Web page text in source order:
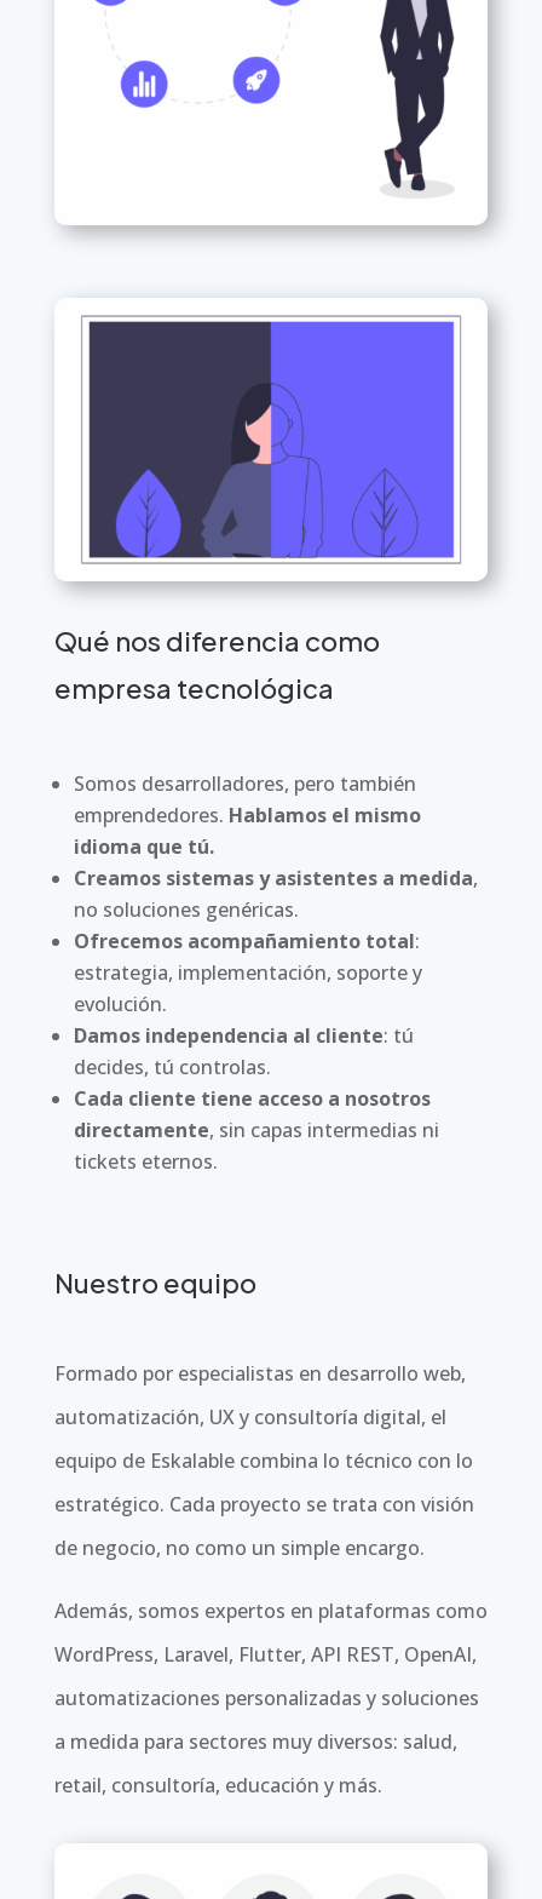
Qué nos diferencia como
empresa tecnológica
Somos desarrolladores, pero también
emprendedores. Hablamos el mismo
idioma que tú.
Creamos sistemas y asistentes a medida,
no soluciones genéricas.
Ofrecemos acompañamiento total:
estrategia, implementación, soporte y
evolución.
Damos independencia al cliente: tú
decides, tú controlas.
Cada cliente tiene acceso a nosotros
directamente, sin capas intermedias ni
tickets eternos.
Nuestro equipo
Formado por especialistas en desarrollo web,
automatización, UX y consultoría digital, el
equipo de Eskalable combina lo técnico con lo
estratégico. Cada proyecto se trata con visión
de negocio, no como un simple encargo.
Además, somos expertos en plataformas como
WordPress, Laravel, Flutter, API REST, OpenAI,
automatizaciones personalizadas y soluciones
a medida para sectores muy diversos: salud,
retail, consultoría, educación y más.